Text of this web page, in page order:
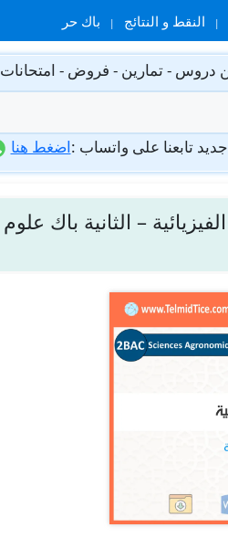
النقط و النتائج باك حر
دروس - تمارين - فروض - امتحانات
تابعنا على واتساب :اضغط هنا
– الثانية باك علوم